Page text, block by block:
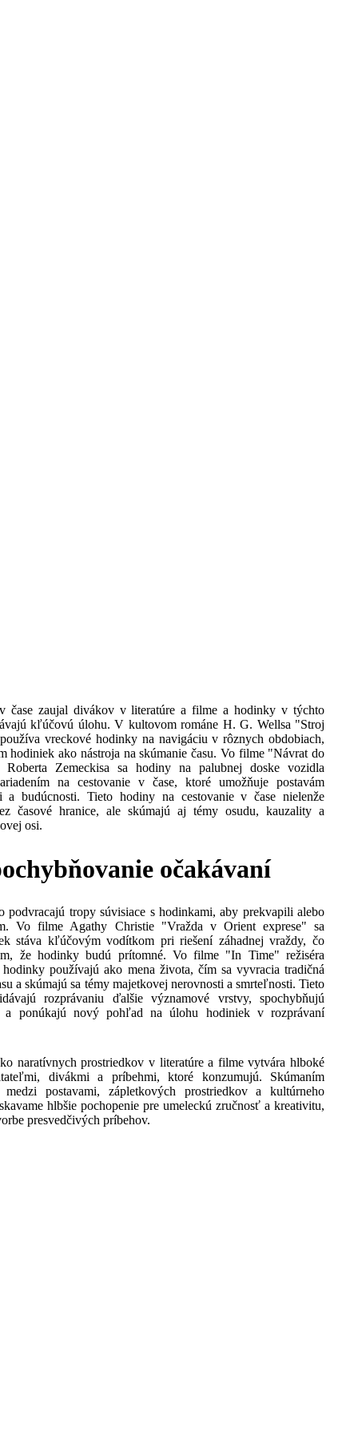
čase zaujal divákov v literatúre a filme a hodinky v týchto
kľúčovú úlohu. V kultovom románe H. G. Wellsa "Stroj
vreckové hodinky na navigáciu v rôznych obdobiach,
hodiniek ako nástroja na skúmanie času. Vo filme "Návrat do
Roberta Zemeckisa sa hodiny na palubnej doske vozidla
na cestovanie v čase, ktoré umožňuje postavám
a budúcnosti. Tieto hodiny na cestovanie v čase nielenže
časové hranice, ale skúmajú aj témy osudu, kauzality a
osi.
očakávaní
podvracajú tropy súvisiace s hodinkami, aby prekvapili alebo
Vo filme Agathy Christie "Vražda v Orient exprese" sa
stáva kľúčovým vodítkom pri riešení záhadnej vraždy, čo
že hodinky budú prítomné. Vo filme "In Time" režiséra
používajú ako mena života, čím sa vyvracia tradičná
a skúmajú sa témy majetkovej nerovnosti a smrteľnosti. Tieto
rozprávaniu ďalšie významové vrstvy, spochybňujú
a ponúkajú nový pohľad na úlohu hodiniek v rozprávaní
naratívnych prostriedkov v literatúre a filme vytvára hlboké
divákmi a príbehmi, ktoré konzumujú. Skúmaním
postavami, zápletkových prostriedkov a kultúrneho
hlbšie pochopenie pre umeleckú zručnosť a kreativitu,
presvedčivých príbehov.